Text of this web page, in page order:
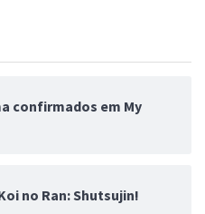
confirmados em My
no Ran: Shutsujin!